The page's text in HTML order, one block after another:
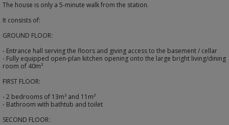
The house is only a 5-minute walk from the station.
It consists of:
GROUND FLOOR:
- Entrance hall serving the floors and giving access to the basement / cellar
- Fully equipped open-plan kitchen opening onto the large bright living/dining
room of 40m²
FIRST FLOOR:
- 2 bedrooms of 13m² and 11m²
- Bathroom with bathtub and toilet
SECOND FLOOR: